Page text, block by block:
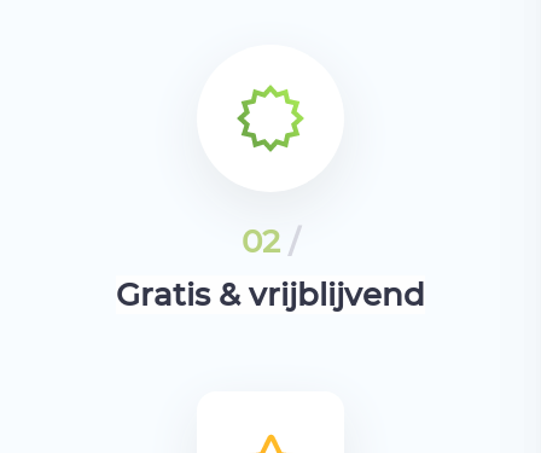
02 /
Gratis & vrijblijvend